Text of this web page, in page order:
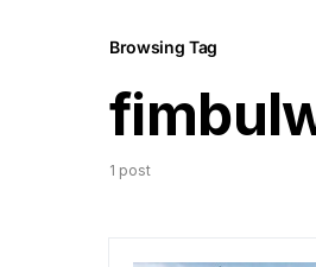
Browsing Tag
1 post